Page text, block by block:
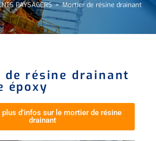
PAYSAGERS > Mortier de résine drainant
résine drainant
époxy
plus d'infos sur le mortier de résine
drainant